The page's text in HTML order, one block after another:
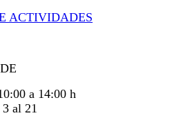
ACTIVIDADES
a 14:00 h
al 21